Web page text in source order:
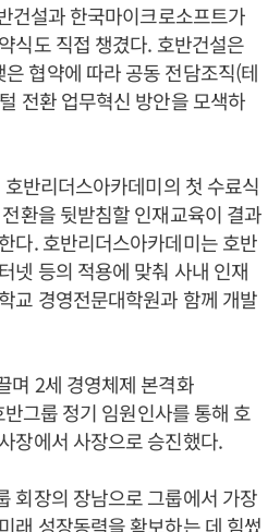
건설과 한국마이크로소프트가
식도 직접 챙겼다. 호반건설은
협약에 따라 공동 전담조직(테
전환 업무혁신 방안을 모색하
반리더스아카데미의 첫 수료식
환을 뒷받침할 인재교육이 결과
다. 호반리더스아카데미는 호반
넷 등의 적용에 맞춰 사내 인재
교 경영전문대학원과 함께 개발
2세 경영체제 본격화
그룹 정기 임원인사를 통해 호
장에서 사장으로 승진했다.
회장의 장남으로 그룹에서 가장
래 성장동력을 확보하는 데 힘썼